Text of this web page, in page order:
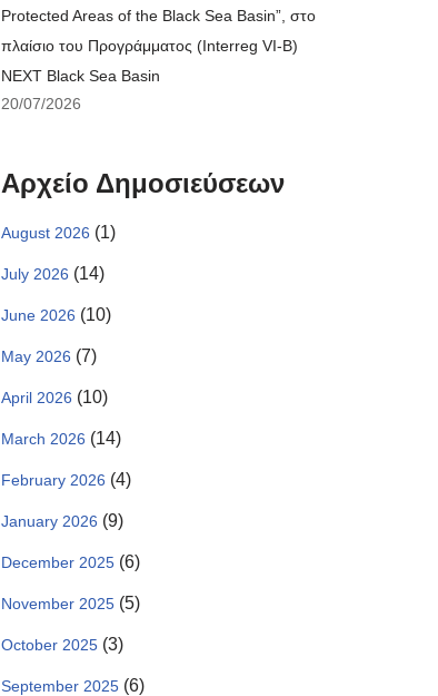
Protected Areas of the Black Sea Basin”, στο
πλαίσιο του Προγράμματος (Interreg VI-B)
NEXT Black Sea Basin
20/07/2026
Αρχείο Δημοσιεύσεων
August 2026 (1)
July 2026 (14)
June 2026 (10)
May 2026 (7)
April 2026 (10)
March 2026 (14)
February 2026 (4)
January 2026 (9)
December 2025 (6)
November 2025 (5)
October 2025 (3)
September 2025 (6)